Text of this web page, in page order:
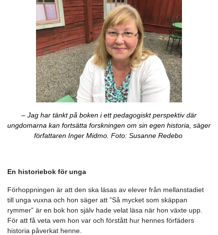
– Jag har tänkt på boken i ett pedagogiskt perspektiv där
ungdomarna kan fortsätta forskningen om sin egen historia, säger
författaren Inger Midmo. Foto: Susanne Redebo
En historiebok för unga
Förhoppningen är att den ska läsas av elever från mellanstadiet
till unga vuxna och hon säger att ”Så mycket som skäppan
rymmer” är en bok hon själv hade velat läsa när hon växte upp.
För att få veta vem hon var och förstått hur hennes förfäders
historia påverkat henne.